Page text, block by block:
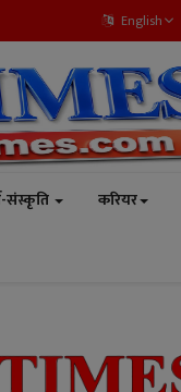
English
संस्कृति करियर